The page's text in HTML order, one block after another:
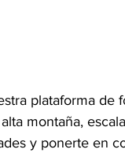
plataforma de
montaña,
y ponerte en